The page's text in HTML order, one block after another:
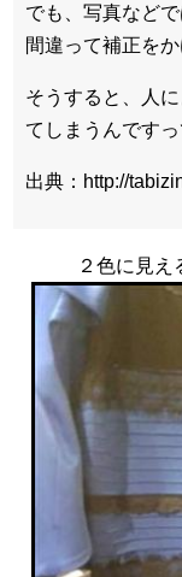
でも、写真など
間違って補正を
そうすると、人
てしまうんですっ
出典：http://
２色に見え